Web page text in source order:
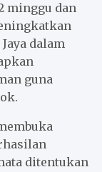
minggu dan
dalam
guna
ditentukan